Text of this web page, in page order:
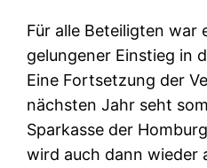
Für alle Beteiligten war
gelungener Einstieg in
Eine Fortsetzung der
nächsten Jahr seht
Sparkasse der
wird auch dann wieder